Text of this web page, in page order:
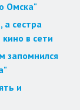
Омска"
а сестра
в сети
запомнился
и